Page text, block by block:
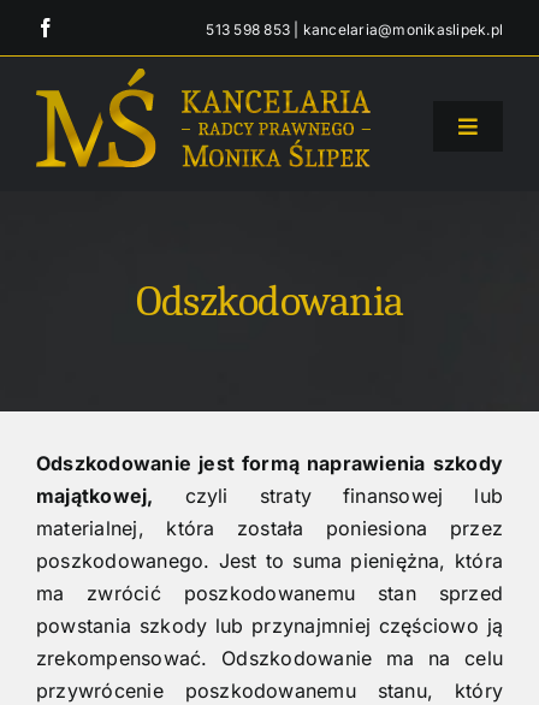
Przejdź
513 598 853 kancelaria@monikaslipek.pl
Toggle
Kontakt
Odszkodowania
Odszkodowanie jest formą naprawienia szkody
majątkowej, czyli straty finansowej lub
materialnej, która została poniesiona przez
poszkodowanego. Jest to suma pieniężna, która
ma zwrócić poszkodowanemu stan sprzed
powstania szkody lub przynajmniej częściowo ją
zrekompensować. Odszkodowanie ma na celu
przywrócenie poszkodowanemu stanu, który